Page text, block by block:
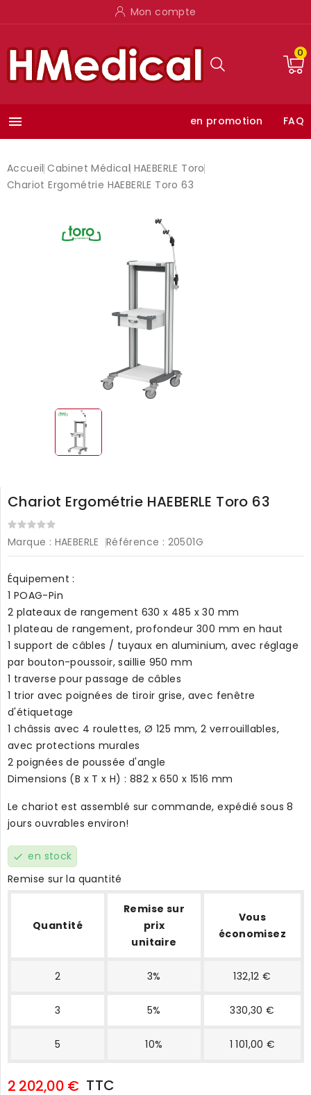
Mon compte
0
 en promotion FAQ
Accueil Cabinet Médical HAEBERLE Toro
Chariot Ergométrie HAEBERLE Toro 63
Chariot Ergométrie HAEBERLE Toro 63
Marque : HAEBERLE Référence : 20501G
Équipement :
1 POAG-Pin
2 plateaux de rangement 630 x 485 x 30 mm
1 plateau de rangement, profondeur 300 mm en haut
1 support de câbles / tuyaux en aluminium, avec réglage
par bouton-poussoir, saillie 950 mm
1 traverse pour passage de câbles
1 trior avec poignées de tiroir grise, avec fenêtre
d'étiquetage
1 châssis avec 4 roulettes, Ø 125 mm, 2 verrouillables,
avec protections murales
2 poignées de poussée d'angle
Dimensions (B x T x H) : 882 x 650 x 1516 mm
Le chariot est assemblé sur commande, expédié sous 8
jours ouvrables environ!
check en stock
Remise sur la quantité
Quantité
Remise sur
prix
unitaire
Vous
économisez
2 3% 132,12 €
3 5% 330,30 €
5 10% 1 101,00 €
2 202,00 € TTC